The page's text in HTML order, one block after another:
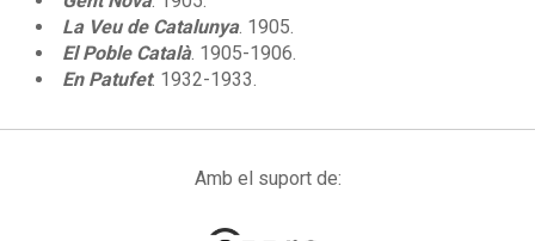
La Veu de Catalunya. 1905.
El Poble Català. 1905-1906.
En Patufet. 1932-1933.
Amb el suport de: